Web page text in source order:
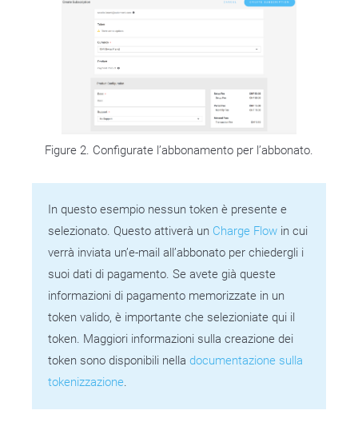
Figure 2. Configurate l’abbonamento per l’abbonato.
In questo esempio nessun token è presente e
selezionato. Questo attiverà un Charge Flow in cui
verrà inviata un’e-mail all’abbonato per chiedergli i
suoi dati di pagamento. Se avete già queste
informazioni di pagamento memorizzate in un
token valido, è importante che selezioniate qui il
token. Maggiori informazioni sulla creazione dei
token sono disponibili nella documentazione sulla
tokenizzazione